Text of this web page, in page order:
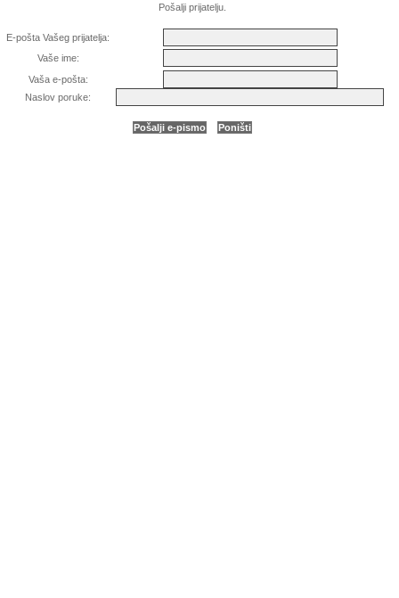
Pošalji prijatelju.
E-pošta Vašeg prijatelja:
Vaše ime:
Vaša e-pošta:
Naslov poruke: